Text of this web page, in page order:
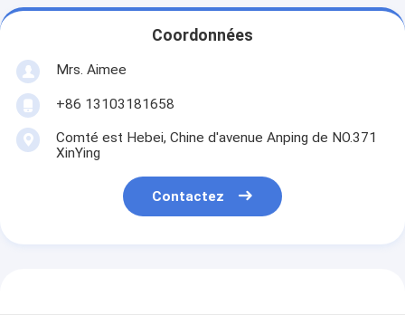
Coordonnées
Mrs. Aimee
+86 13103181658
Comté est Hebei, Chine d'avenue Anping de NO.371
XinYing
Contactez